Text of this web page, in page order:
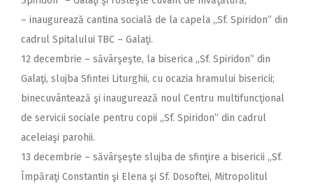
– inaugurează cantina socială de la capela ,,Sf. Spiridon” din
cadrul Spitalului TBC – Galaţi.
12 decembrie – săvârşeşte, la biserica ,,Sf. Spiridon” din
Galaţi, slujba Sfintei Liturghii, cu ocazia hramului bisericii;
binecuvântează şi inaugurează noul Centru multifuncţional
de servicii sociale pentru copii „Sf. Spiridon” din cadrul
aceleiaşi parohii.
13 decembrie – săvârşeşte slujba de sfinţire a bisericii ,,Sf.
Împăraţi Constantin şi Elena şi Sf. Dosoftei, Mitropolitul